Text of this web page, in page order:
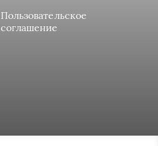
Пользовательское
соглашение